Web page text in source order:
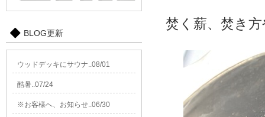
焚く薪、焚き
BLOG更新
ウッドデッキにサウナ..08/01
酷暑..07/24
※お客様へ、お知らせ..06/30